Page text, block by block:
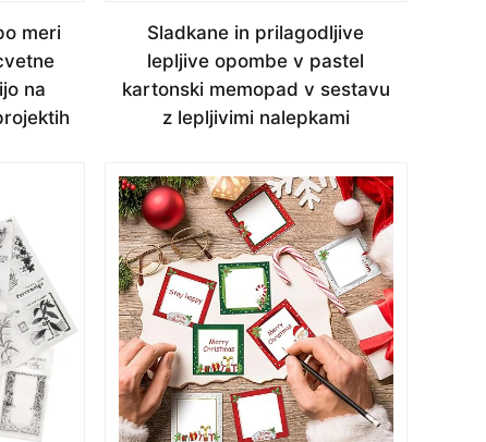
meri
na
Sladkane in prilagodljive
lepljive opombe v pastel
kartonski memopad v sestavu
z lepljivimi nalepkami